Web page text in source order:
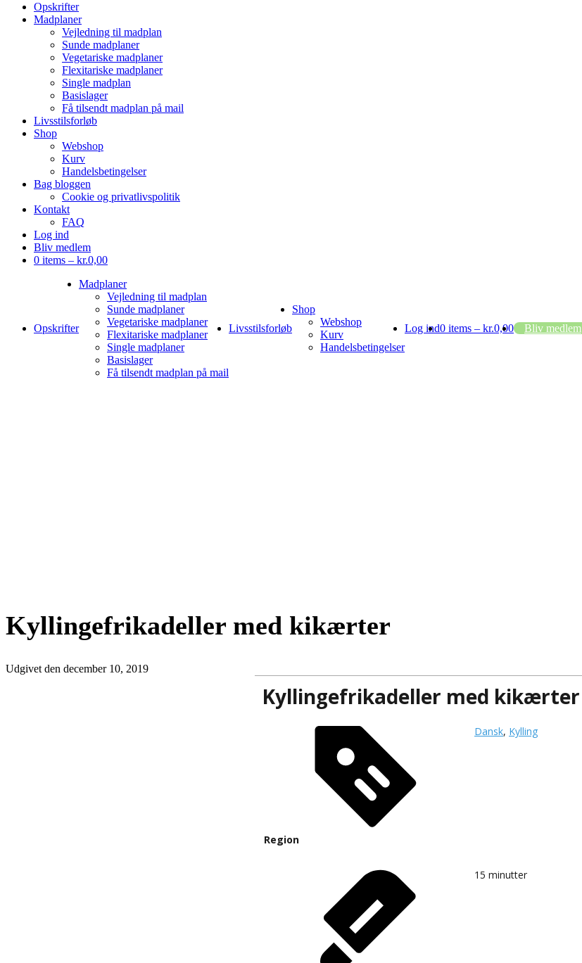
Opskrifter
Madplaner
Vejledning til madplan
Sunde madplaner
Vegetariske madplaner
Flexitariske madplaner
Single madplan
Basislager
Få tilsendt madplan på mail
Livsstilsforløb
Shop
Webshop
Kurv
Handelsbetingelser
Bag bloggen
Cookie og privatlivspolitik
Kontakt
FAQ
Log ind
Bliv medlem
0 items – kr.0,00
Opskrifter
Madplaner
Vejledning til madplan
Sunde madplaner
Vegetariske madplaner
Flexitariske madplaner
Single madplaner
Basislager
Få tilsendt madplan på mail
Livsstilsforløb
Shop
Webshop
Kurv
Handelsbetingelser
Log ind Bliv medlem
0 items – kr.0,00
Kyllingefrikadeller med kikærter
Udgivet den december 10, 2019
Kyllingefrikadeller med kikærter
Region
Dansk, Kylling
15 minutter